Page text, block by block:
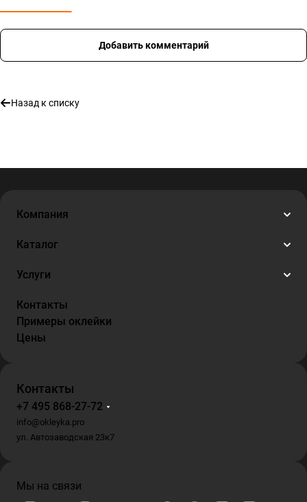
Добавить комментарий
Назад к списку
Компания
Каталог
Услуги
Контакты
Примеры оклейки
Цены
Контакты
+7 495 868-27-72
info@okleyka.pro
ул. Автозаводская 23к7
Мы на связи